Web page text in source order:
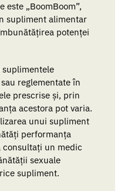
„BoomBoom”,
supliment alimentar
potenței
suplimentele
reglementate în
prescrise și, prin
acestora pot varia.
unui supliment
performanța
consultați un medic
sexuale
supliment.